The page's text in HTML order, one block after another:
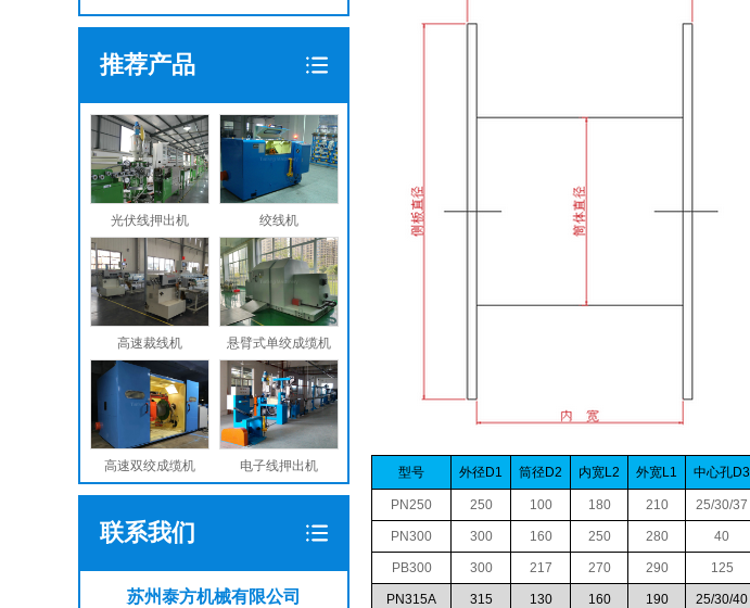
推荐产品
光伏线押出机 绞线机
高速裁线机 悬臂式单绞成缆机
高速双绞成缆机 电子线押出机
联系我们
苏州泰方机械有限公司
型号 外径D1 筒径D2 内宽L2 外宽L1 中心孔D3
PN250 250 100 180 210 25/30/37
PN300 300 160 250 280 40
PB300 300 217 270 290 125
PN315A 315 130 160 190 25/30/40